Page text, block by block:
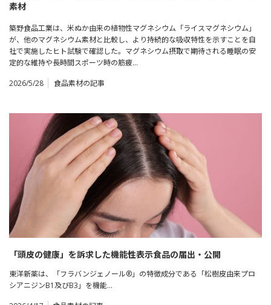
素材
築野食品工業は、米ぬか由来の植物性マグネシウム「ライスマグネシウム」
が、他のマグネシウム素材と比較し、より持続的な吸収特性を示すことを自
社で実施したヒト試験で確認した。マグネシウム摂取で期待される睡眠の安
定的な維持や長時間スポーツ時の筋疲…
2026/5/28
食品素材の記事
「頭皮の健康」を訴求した機能性表示食品の届出・公開
東洋新薬は、「フラバンジェノール®」の特徴成分である「松樹皮由来プロ
シアニジンB1及びB3」を機能…